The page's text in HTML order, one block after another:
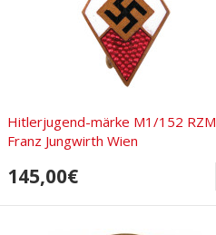
Hitlerjugend-märke M1/152 RZM
Franz Jungwirth Wien
145,00€